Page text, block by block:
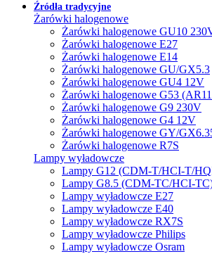
Źródła tradycyjne
Żarówki halogenowe
Żarówki halogenowe GU10
Żarówki halogenowe E27
Żarówki halogenowe E14
Żarówki halogenowe GU/GX5.3
Żarówki halogenowe GU4 12V
Żarówki halogenowe G53
Żarówki halogenowe G9 230V
Żarówki halogenowe G4 12V
Żarówki halogenowe GY/
Żarówki halogenowe R7S
Lampy wyładowcze
Lampy G12 (CDM-T/HCI-T/
Lampy G8.5 (CDM-TC/HCI-
Lampy wyładowcze E27
Lampy wyładowcze E40
Lampy wyładowcze RX7S
Lampy wyładowcze Philips
Lampy wyładowcze Osram